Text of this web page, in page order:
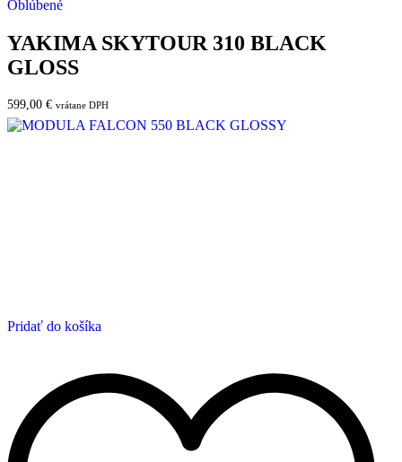
Oblúbené
YAKIMA SKYTOUR 310 BLACK
GLOSS
599,00 € vrátane DPH
Pridať do košíka